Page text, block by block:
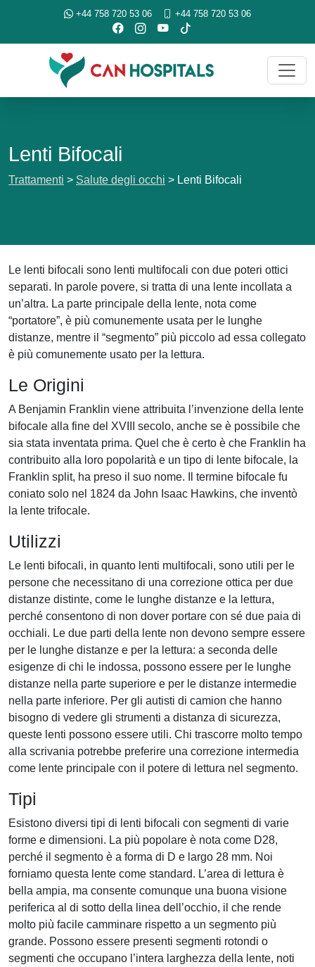
+44 758 720 53 06 +44 758 720 53 06
Lenti Bifocali
Trattamenti > Salute degli occhi > Lenti Bifocali
Le lenti bifocali sono lenti multifocali con due poteri ottici
separati. In parole povere, si tratta di una lente incollata a
un’altra. La parte principale della lente, nota come
“portatore”, è più comunemente usata per le lunghe
distanze, mentre il “segmento” più piccolo ad essa collegato
è più comunemente usato per la lettura.
Le Origini
A Benjamin Franklin viene attribuita l’invenzione della lente
bifocale alla fine del XVIII secolo, anche se è possibile che
sia stata inventata prima. Quel che è certo è che Franklin ha
contribuito alla loro popolarità e un tipo di lente bifocale, la
Franklin split, ha preso il suo nome. Il termine bifocale fu
coniato solo nel 1824 da John Isaac Hawkins, che inventò
la lente trifocale.
Utilizzi
Le lenti bifocali, in quanto lenti multifocali, sono utili per le
persone che necessitano di una correzione ottica per due
distanze distinte, come le lunghe distanze e la lettura,
perché consentono di non dover portare con sé due paia di
occhiali. Le due parti della lente non devono sempre essere
per le lunghe distanze e per la lettura: a seconda delle
esigenze di chi le indossa, possono essere per le lunghe
distanze nella parte superiore e per le distanze intermedie
nella parte inferiore. Per gli autisti di camion che hanno
bisogno di vedere gli strumenti a distanza di sicurezza,
queste lenti possono essere utili. Chi trascorre molto tempo
alla scrivania potrebbe preferire una correzione intermedia
come lente principale con il potere di lettura nel segmento.
Tipi
Esistono diversi tipi di lenti bifocali con segmenti di varie
forme e dimensioni. La più popolare è nota come D28,
perché il segmento è a forma di D e largo 28 mm. Noi
forniamo questa lente come standard. L’area di lettura è
bella ampia, ma consente comunque una buona visione
periferica al di sotto della linea dell’occhio, il che rende
molto più facile camminare rispetto a un segmento più
grande. Possono essere presenti segmenti rotondi o
segmenti che occupano l’intera larghezza della lente, noti